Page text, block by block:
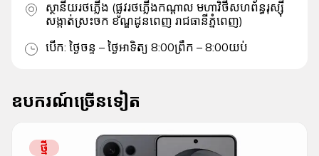
ស្ថានីយរថភ្លើង (ផ្លូវរថភ្លើងកណ្តាល មហាវិថីសហព័ន្ធរុស្ស៊ី
សង្កាត់ស្រះចក ខណ្ឌដូនពេញ រាជធានីភ្នំពេញ)
បើក: ថ្ងៃចន្ទ – ថ្ងៃអាទិត្យ 8:00ព្រឹក – 8:00យប់
ឧបករណ៍ច្រើនទៀត
ថ្មី